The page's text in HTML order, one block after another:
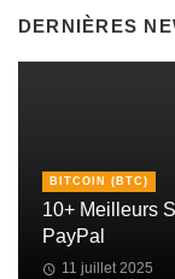
DERNIÈRES
BITCOIN (BTC)
10+ Meilleurs
PayPal
11 juillet 2025